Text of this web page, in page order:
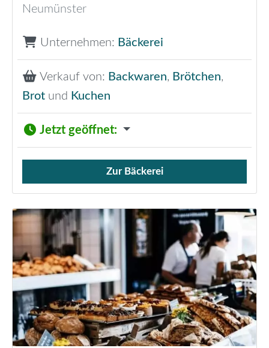
Neumünster
Unternehmen: Bäckerei
Verkauf von: Backwaren, Brötchen,
Brot und Kuchen
Jetzt geöffnet:
Verkauf von Brötchen,
Zur Bäckerei